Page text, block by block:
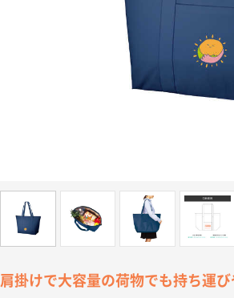
肩掛けで大容量の荷物でも持ち運